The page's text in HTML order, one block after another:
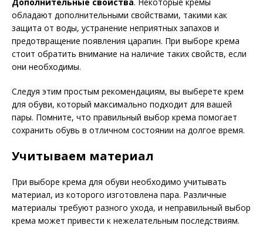
обладают дополнительными свойствами, такими как
защита от воды, устранение неприятных запахов и
предотвращение появления царапин. При выборе крема
стоит обратить внимание на наличие таких свойств, если
они необходимы.
Следуя этим простым рекомендациям, вы выберете крем
для обуви, который максимально подходит для вашей
пары. Помните, что правильный выбор крема помогает
сохранить обувь в отличном состоянии на долгое время.
Учитываем материал
При выборе крема для обуви необходимо учитывать
материал, из которого изготовлена пара. Различные
материалы требуют разного ухода, и неправильный выбор
крема может привести к нежелательным последствиям.